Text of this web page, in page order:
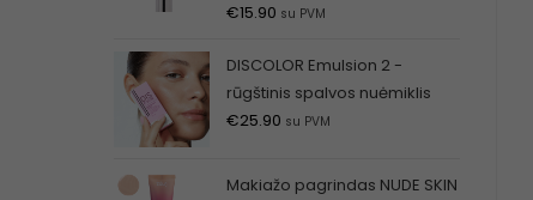
€15.90 su PVM
DISCOLOR Emulsion 2 -
rūgštinis spalvos nuėmiklis
€25.90 su PVM
Makiažo pagrindas NUDE SKIN